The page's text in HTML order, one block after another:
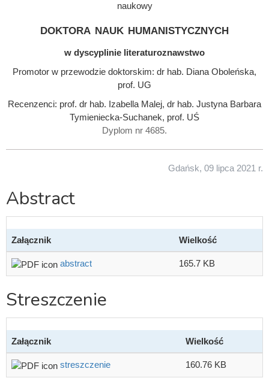
naukowy
doktora nauk humanistycznych
w dyscyplinie literaturoznawstwo
Promotor w przewodzie doktorskim: dr hab. Diana Oboleńska,
prof. UG
Recenzenci: prof. dr hab. Izabella Malej, dr hab. Justyna Barbara
Tymieniecka-Suchanek, prof. UŚ
Dyplom nr 4685.
Gdańsk, 09 lipca 2021 r.
Abstract
Załącznik Wielkość
abstract 165.7 KB
Streszczenie
Załącznik Wielkość
streszczenie 160.76 KB